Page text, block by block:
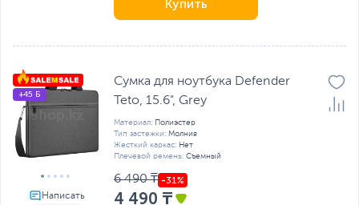
Купить
+45 Б
Сумка для ноутбука Defender
Teto, 15.6", Grey
Материал: Полиэстер
Тип застежки: Молния
Жесткий каркас: Нет
Плечевой ремень: Съемный
6 490 ₸
4 490 ₸